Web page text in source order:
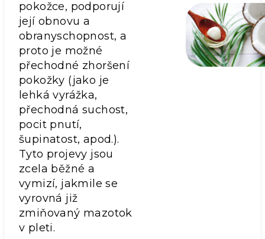
pokožce, podporují
její obnovu a
obranyschopnost, a
proto je možné
přechodné zhoršení
pokožky (jako je
lehká vyrážka,
přechodná suchost,
pocit pnutí,
šupinatost, apod.).
Tyto projevy jsou
zcela běžné a
vymizí, jakmile se
vyrovná již
zmiňovaný mazotok
v pleti.